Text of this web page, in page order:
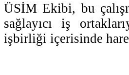
ÜSİM Ekibi, bu
sağlayıcı iş
işbirliği içerisinde